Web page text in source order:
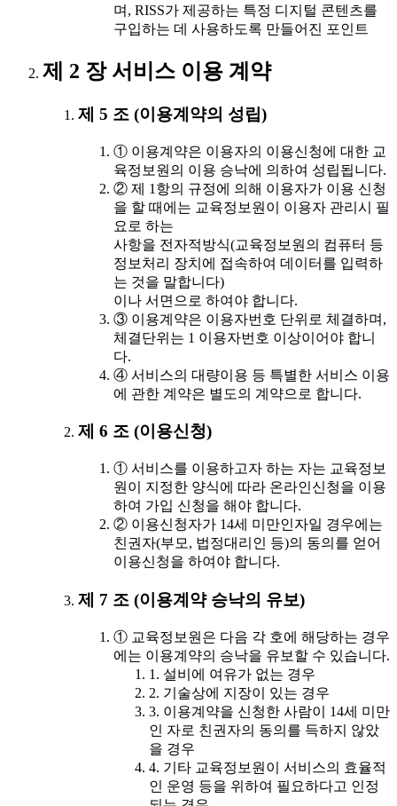
며, RISS가 제공하는 특정 디지털 콘텐츠를
구입하는 데 사용하도록 만들어진 포인트
제 2 장 서비스 이용 계약
제 5 조 (이용계약의 성립)
① 이용계약은 이용자의 이용신청에 대한 교
육정보원의 이용 승낙에 의하여 성립됩니다.
② 제 1항의 규정에 의해 이용자가 이용 신청
을 할 때에는 교육정보원이 이용자 관리시 필
요로 하는
사항을 전자적방식(교육정보원의 컴퓨터 등
정보처리 장치에 접속하여 데이터를 입력하
는 것을 말합니다)
이나 서면으로 하여야 합니다.
③ 이용계약은 이용자번호 단위로 체결하며,
체결단위는 1 이용자번호 이상이어야 합니
다.
④ 서비스의 대량이용 등 특별한 서비스 이용
에 관한 계약은 별도의 계약으로 합니다.
제 6 조 (이용신청)
① 서비스를 이용하고자 하는 자는 교육정보
원이 지정한 양식에 따라 온라인신청을 이용
하여 가입 신청을 해야 합니다.
② 이용신청자가 14세 미만인자일 경우에는
친권자(부모, 법정대리인 등)의 동의를 얻어
이용신청을 하여야 합니다.
제 7 조 (이용계약 승낙의 유보)
① 교육정보원은 다음 각 호에 해당하는 경우
에는 이용계약의 승낙을 유보할 수 있습니다.
1. 설비에 여유가 없는 경우
2. 기술상에 지장이 있는 경우
3. 이용계약을 신청한 사람이 14세 미만
인 자로 친권자의 동의를 득하지 않았
을 경우
4. 기타 교육정보원이 서비스의 효율적
인 운영 등을 위하여 필요하다고 인정